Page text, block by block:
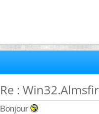
Re :
Bonjour